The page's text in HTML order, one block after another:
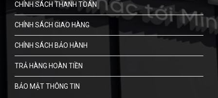
CHÍNH SÁCH THANH TOÁN
CHÍNH SÁCH GIAO HÀNG
CHÍNH SÁCH BẢO HÀNH
TRẢ HÀNG HOÀN TIỀN
BẢO MẬT THÔNG TIN